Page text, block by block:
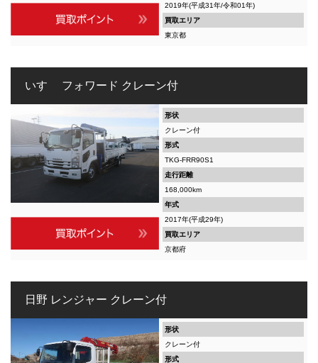
2019年(平成31年/令和01年)
買取エリア
東京都
いすゞ フォワード クレーン付
形状
クレーン付
形式
TKG-FRR90S1
走行距離
168,000km
年式
2017年(平成29年)
買取エリア
京都府
日野 レンジャー クレーン付
形状
クレーン付
形式